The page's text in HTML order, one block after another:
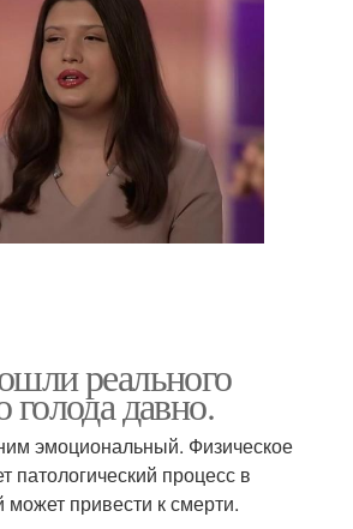
реального
голода давно.
эмоциональный. Физическое
патологический процесс в
может привести к смерти.